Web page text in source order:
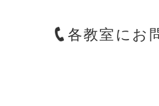
各教室にお